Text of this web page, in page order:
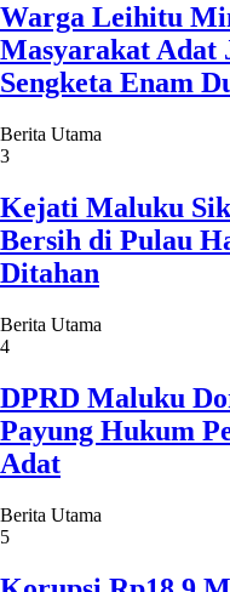
Warga Leihitu
Masyarakat Adat
Sengketa Enam
Berita Utama
3
Kejati Maluku
Bersih di Pulau
Ditahan
Berita Utama
4
DPRD Maluku
Payung Hukum
Adat
Berita Utama
5